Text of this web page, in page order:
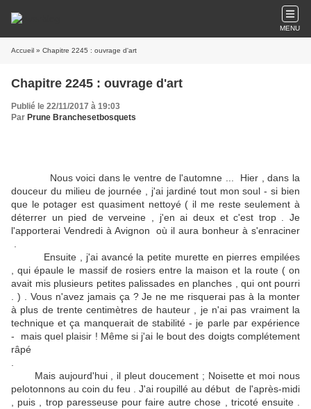
MENU
Accueil » Chapitre 2245 : ouvrage d'art
Chapitre 2245 : ouvrage d'art
Publié le 22/11/2017 à 19:03
Par Prune Branchesetbosquets
Nous voici dans le ventre de l'automne ... Hier , dans la
douceur du milieu de journée , j'ai jardiné tout mon soul - si bien
que le potager est quasiment nettoyé ( il me reste seulement à
déterrer un pied de verveine , j'en ai deux et c'est trop . Je
l'apporterai Vendredi à Avignon où il aura bonheur à s'enraciner
Ensuite , j'ai avancé la petite murette en pierres empilées
, qui épaule le massif de rosiers entre la maison et la route ( on
avait mis plusieurs petites palissades en planches , qui ont pourri
. ) . Vous n'avez jamais ça ? Je ne me risquerai pas à la monter
à plus de trente centimètres de hauteur , je n'ai pas vraiment la
technique et ça manquerait de stabilité - je parle par expérience
- mais quel plaisir ! Même si j'ai le bout des doigts complétement
râpé
Mais aujourd'hui , il pleut doucement ; Noisette et moi nous
pelotonnons au coin du feu . J'ai roupillé au début de l'après-midi
, puis , trop paresseuse pour faire autre chose , tricoté ensuite .